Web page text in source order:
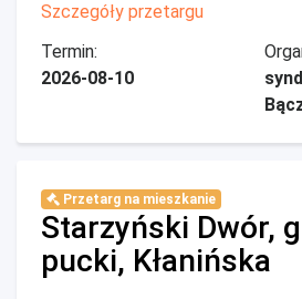
Szczegóły przetargu
Termin:
2026-08-10
Przetarg na mieszkanie
Starzyński Dwór,
pucki, Kłanińska